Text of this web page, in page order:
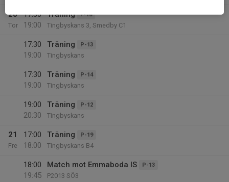
20
Tor
17:30
19:00
Träning F-16
Tingbyskans 3, Smedby C1
17:30
19:00
Träning P-13
Tingbyskans
17:30
19:00
Träning P-14
Tingbyskans
19:00
20:30
Träning P-12
Tingbyskans
21
Fre
17:00
18:00
Träning P-19
Tingbyskans B4
18:00
19:45
Match mot Emmaboda IS P-13
P2013 SÖ3